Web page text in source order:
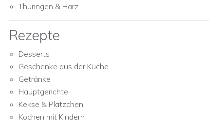
Thüringen & Harz
Rezepte
Desserts
Geschenke aus der Küche
Getränke
Hauptgerichte
Kekse & Plätzchen
Kochen mit Kindern